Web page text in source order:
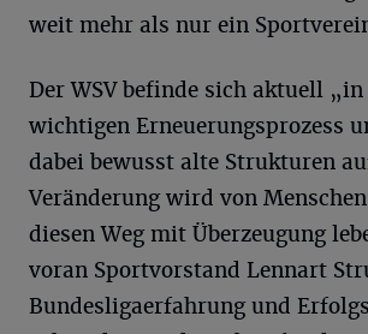
weit mehr als nur ein
Der WSV befinde sich aktuell
wichtigen Erneuerungsprozess
dabei bewusst alte Strukturen
Veränderung wird von
diesen Weg mit Überzeugung
voran Sportvorstand Lennart
Bundesligaerfahrung und